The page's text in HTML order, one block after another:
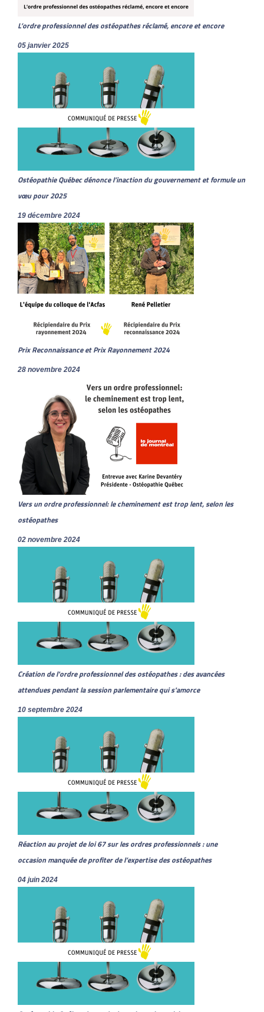
L’ordre professionnel des ostéopathes réclamé, encore et encore
05 janvier 2025
Ostéopathie Québec dénonce l’inaction du gouvernement et formule un
vœu pour 2025
19 décembre 2024
Prix Reconnaissance et Prix Rayonnement 2024
28 novembre 2024
Vers un ordre professionnel: le cheminement est trop lent, selon les
ostéopathes
02 novembre 2024
Création de l'ordre professionnel des ostéopathes : des avancées
attendues pendant la session parlementaire qui s'amorce
10 septembre 2024
Réaction au projet de loi 67 sur les ordres professionnels : une
occasion manquée de profiter de l’expertise des ostéopathes
04 juin 2024